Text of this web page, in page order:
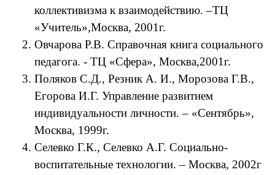
коллективизма к взаимодействию. –ТЦ
«Учитель»,Москва, 2001г.
Овчарова Р.В. Справочная книга социального
педагога. - ТЦ «Сфера», Москва,2001г.
Поляков С.Д., Резник А. И., Морозова Г.В.,
Егорова И.Г. Управление развитием
индивидуальности личности. – «Сентябрь»,
Москва, 1999г.
Селевко Г.К., Селевко А.Г. Социально-
воспитательные технологии. – Москва, 2002г